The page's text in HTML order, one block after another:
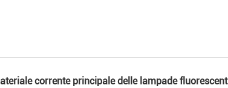
corrente principale delle lampade